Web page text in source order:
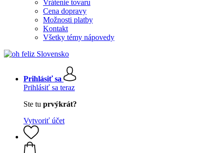
Vrátenie tovaru
Cena dopravy
Možnosti platby
Kontakt
Všetky témy nápovedy
Prihlásiť sa
Prihlásiť sa teraz
Ste tu prvýkrát?
Vytvoriť účet